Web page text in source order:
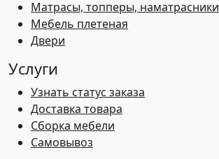
Матрасы, топперы, наматрасники
Мебель плетеная
Двери
Услуги
Узнать статус заказа
Доставка товара
Сборка мебели
Самовывоз